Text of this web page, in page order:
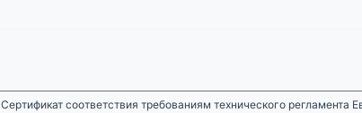
Сертификат соответствия требованиям технического регламента